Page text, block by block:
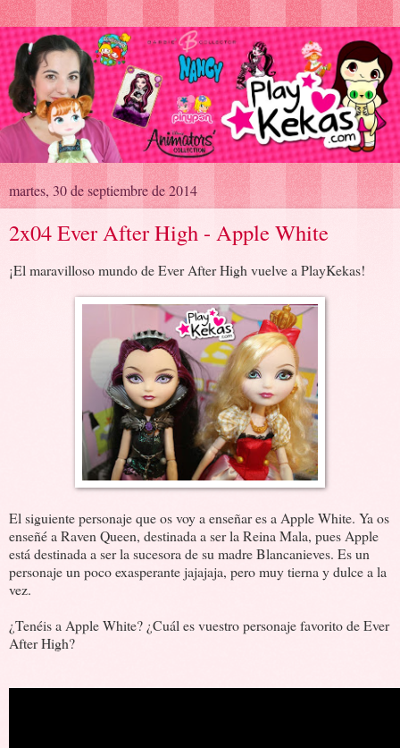
martes, 30 de septiembre de 2014
2x04 Ever After High - Apple White
¡El maravilloso mundo de Ever After High vuelve a PlayKekas!
El siguiente personaje que os voy a enseñar es a Apple White. Ya os
enseñé a Raven Queen, destinada a ser la Reina Mala, pues Apple
está destinada a ser la sucesora de su madre Blancanieves. Es un
personaje un poco exasperante jajajaja, pero muy tierna y dulce a la
vez.
¿Tenéis a Apple White? ¿Cuál es vuestro personaje favorito de Ever
After High?